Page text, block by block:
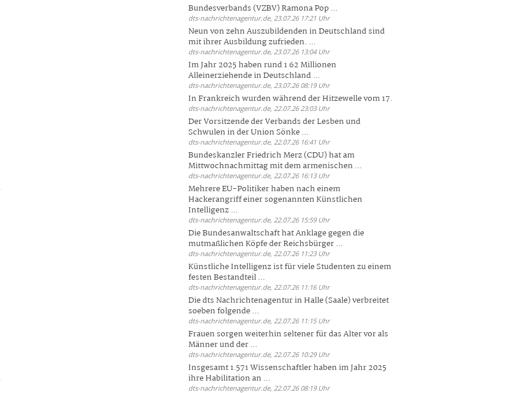
Bundesverbands (VZBV) Ramona Pop ...
dts-nachrichtenagentur.de, 23.07.26 17:21 Uhr
Neun von zehn Auszubildenden in Deutschland sind
mit ihrer Ausbildung zufrieden. ...
dts-nachrichtenagentur.de, 23.07.26 13:04 Uhr
Im Jahr 2025 haben rund 1 62 Millionen
Alleinerziehende in Deutschland ...
dts-nachrichtenagentur.de, 23.07.26 08:19 Uhr
In Frankreich wurden während der Hitzewelle vom 17.
dts-nachrichtenagentur.de, 22.07.26 23:03 Uhr
Der Vorsitzende der Verbands der Lesben und
Schwulen in der Union Sönke ...
dts-nachrichtenagentur.de, 22.07.26 16:41 Uhr
Bundeskanzler Friedrich Merz (CDU) hat am
Mittwochnachmittag mit dem armenischen ...
dts-nachrichtenagentur.de, 22.07.26 16:13 Uhr
Mehrere EU-Politiker haben nach einem
Hackerangriff einer sogenannten Künstlichen
Intelligenz ...
dts-nachrichtenagentur.de, 22.07.26 15:59 Uhr
Die Bundesanwaltschaft hat Anklage gegen die
mutmaßlichen Köpfe der Reichsbürger ...
dts-nachrichtenagentur.de, 22.07.26 11:23 Uhr
Künstliche Intelligenz ist für viele Studenten zu einem
festen Bestandteil ...
dts-nachrichtenagentur.de, 22.07.26 11:16 Uhr
Die dts Nachrichtenagentur in Halle (Saale) verbreitet
soeben folgende ...
dts-nachrichtenagentur.de, 22.07.26 11:15 Uhr
Frauen sorgen weiterhin seltener für das Alter vor als
Männer und der ...
dts-nachrichtenagentur.de, 22.07.26 10:29 Uhr
Insgesamt 1.571 Wissenschaftler haben im Jahr 2025
ihre Habilitation an ...
dts-nachrichtenagentur.de, 22.07.26 08:19 Uhr